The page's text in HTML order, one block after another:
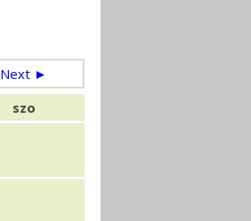
Next ►
szo